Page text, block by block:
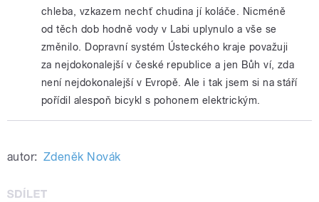
chleba, vzkazem nechť chudina jí koláče. Nicméně
od těch dob hodně vody v Labi uplynulo a vše se
změnilo. Dopravní systém Ústeckého kraje považuji
za nejdokonalejší v české republice a jen Bůh ví, zda
není nejdokonalejší v Evropě. Ale i tak jsem si na stáří
pořídil alespoň bicykl s pohonem elektrickým.
autor: Zdeněk Novák